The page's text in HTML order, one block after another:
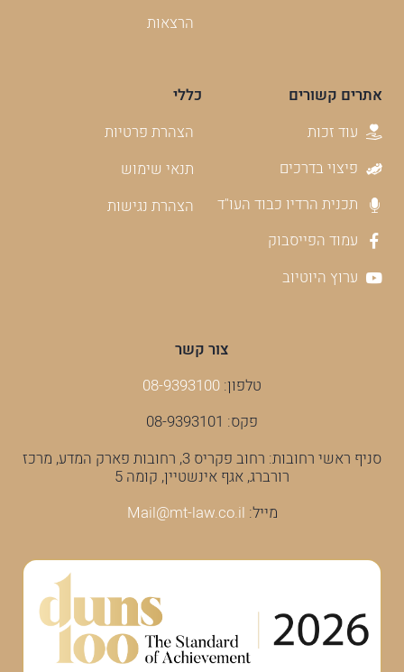
הרצאות
אתרים קשורים
עוד זכות
פיצוי בדרכים
תכנית הרדיו כבוד העו"ד
עמוד הפייסבוק
ערוץ היוטיוב
כללי
הצהרת פרטיות
תנאי שימוש
הצהרת נגישות
צור קשר
טלפון: 08-9393100
פקס: 08-9393101
סניף ראשי רחובות: רחוב פקריס 3, רחובות פארק המדע, מרכז
רורברג, אגף אינשטיין, קומה 5
מייל: Mail@mt-law.co.il